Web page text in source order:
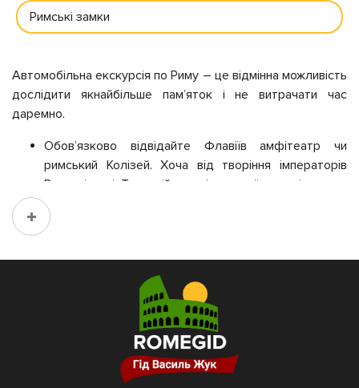
Римські замки
Автомобільна екскурсія по Риму – це відмінна можливість
дослідити якнайбільше пам’яток і не витрачати час
даремно.
Обов’язково відвідайте Флавіїв амфітеатр чи
римський Колізей. Хоча від творіння імператорів
Веспасіана і Тита дійшли тільки руїни, навіть вони
надзвичайно величні і вражають розмахом.
Римський форум колись був місцем для торгівлі та
найважливіші суперечки і розглядалися кримінальні
Терми Каракалли – архітектурний пам’ятник і
шедевр банного мистецтва. Мармур, мозаїки та
декоративні ніші зробили їх однією з найвідоміших
будівель часів античності. Зараз серед руїн
проходять концерти і спектаклі.